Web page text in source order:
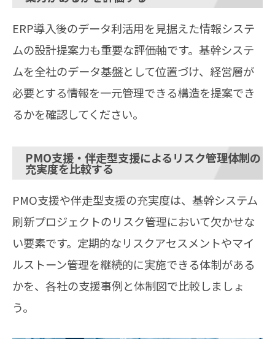
ERP導入後のデータ利活用を見据えた情報システ
ムの設計提案力も重要な評価軸です。基幹システ
ムを全社のデータ基盤として位置づけ、経営層が
必要とする情報を一元管理できる構造を提案でき
るかを確認してください。
PMO支援・伴走型支援によるリスク管理体制の
充実度を比較する
PMO支援や伴走型支援の充実度は、基幹システム
刷新プロジェクトのリスク管理において欠かせな
い要素です。定期的なリスクアセスメントやマイ
ルストーン管理を継続的に実施できる体制がある
かを、各社の支援事例と体制図で比較しましょ
う。